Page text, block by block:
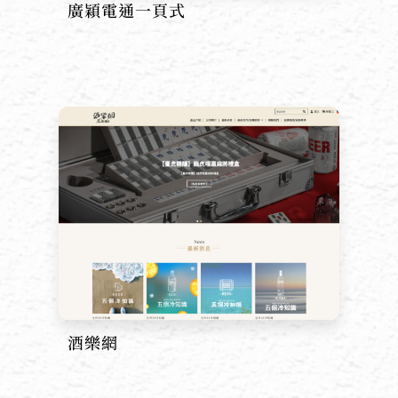
廣穎電通一頁式
酒樂網